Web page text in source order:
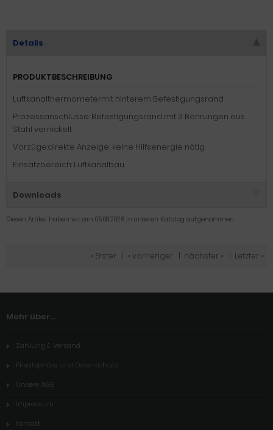
Details
PRODUKTBESCHREIBUNG
Luftkanalthermometermit hinterem Befestigungsrand.
Prozessanschlüsse: Befestigungsrand mit 3 Bohrungen aus
Stahl vernickelt.
Vorzüge:direkte Anzeige, keine Hilfsenergie nötig.
Einsatzbereich: Luftkanalbau.
Downloads
Diesen Artikel haben wir am 05.08.2026 in unseren Katalog aufgenommen.
« Erster « vorheriger nächster » Letzter »
Mehr über...
Zahlung & Versand
Privatsphäre und Datenschutz
Unsere AGB
Impressum
Kontakt